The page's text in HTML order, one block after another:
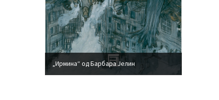
„Ирмина“ од Барбара Јелин